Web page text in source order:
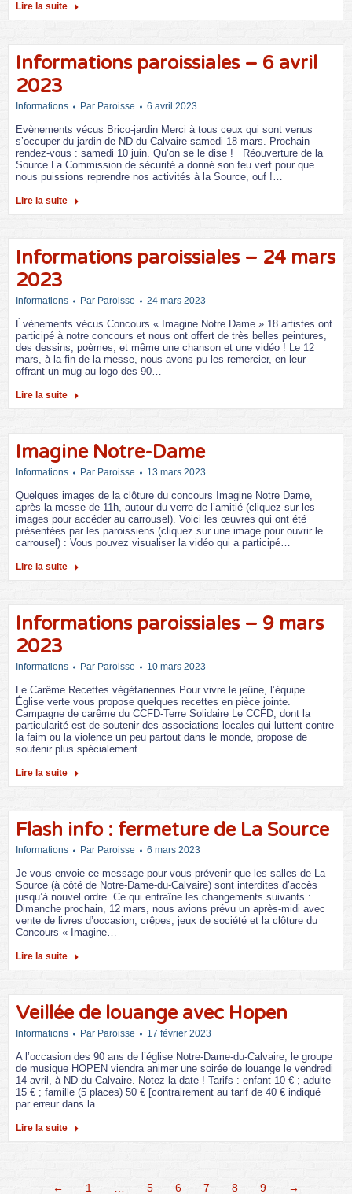
Lire la suite
Informations paroissiales – 6 avril
2023
Informations Par Paroisse 6 avril 2023
Évènements vécus Brico-jardin Merci à tous ceux qui sont venus
s’occuper du jardin de ND-du-Calvaire samedi 18 mars. Prochain
rendez-vous : samedi 10 juin. Qu’on se le dise ! Réouverture de la
Source La Commission de sécurité a donné son feu vert pour que
nous puissions reprendre nos activités à la Source, ouf !…
Lire la suite
Informations paroissiales – 24 mars
2023
Informations Par Paroisse 24 mars 2023
Évènements vécus Concours « Imagine Notre Dame » 18 artistes ont
participé à notre concours et nous ont offert de très belles peintures,
des dessins, poèmes, et même une chanson et une vidéo ! Le 12
mars, à la fin de la messe, nous avons pu les remercier, en leur
offrant un mug au logo des 90…
Lire la suite
Imagine Notre-Dame
Informations Par Paroisse 13 mars 2023
Quelques images de la clôture du concours Imagine Notre Dame,
après la messe de 11h, autour du verre de l’amitié (cliquez sur les
images pour accéder au carrousel). Voici les œuvres qui ont été
présentées par les paroissiens (cliquez sur une image pour ouvrir le
carrousel) : Vous pouvez visualiser la vidéo qui a participé…
Lire la suite
Informations paroissiales – 9 mars
2023
Informations Par Paroisse 10 mars 2023
Le Carême Recettes végétariennes Pour vivre le jeûne, l’équipe
Église verte vous propose quelques recettes en pièce jointe.
Campagne de carême du CCFD-Terre Solidaire Le CCFD, dont la
particularité est de soutenir des associations locales qui luttent contre
la faim ou la violence un peu partout dans le monde, propose de
soutenir plus spécialement…
Lire la suite
Flash info : fermeture de La Source
Informations Par Paroisse 6 mars 2023
Je vous envoie ce message pour vous prévenir que les salles de La
Source (à côté de Notre-Dame-du-Calvaire) sont interdites d’accès
jusqu’à nouvel ordre. Ce qui entraîne les changements suivants :
Dimanche prochain, 12 mars, nous avions prévu un après-midi avec
vente de livres d’occasion, crêpes, jeux de société et la clôture du
Concours « Imagine…
Lire la suite
Veillée de louange avec Hopen
Informations Par Paroisse 17 février 2023
A l’occasion des 90 ans de l’église Notre-Dame-du-Calvaire, le groupe
de musique HOPEN viendra animer une soirée de louange le vendredi
14 avril, à ND-du-Calvaire. Notez la date ! Tarifs : enfant 10 € ; adulte
15 € ; famille (5 places) 50 € [contrairement au tarif de 40 € indiqué
par erreur dans la…
Lire la suite
← 1 5 6 7 8 9 →